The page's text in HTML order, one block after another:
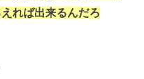
れば出来るんだろ